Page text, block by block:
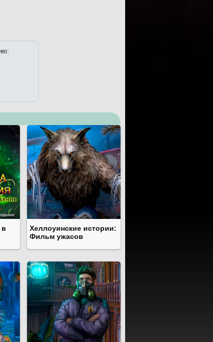
в
Хеллоуинские истории:
Фильм ужасов